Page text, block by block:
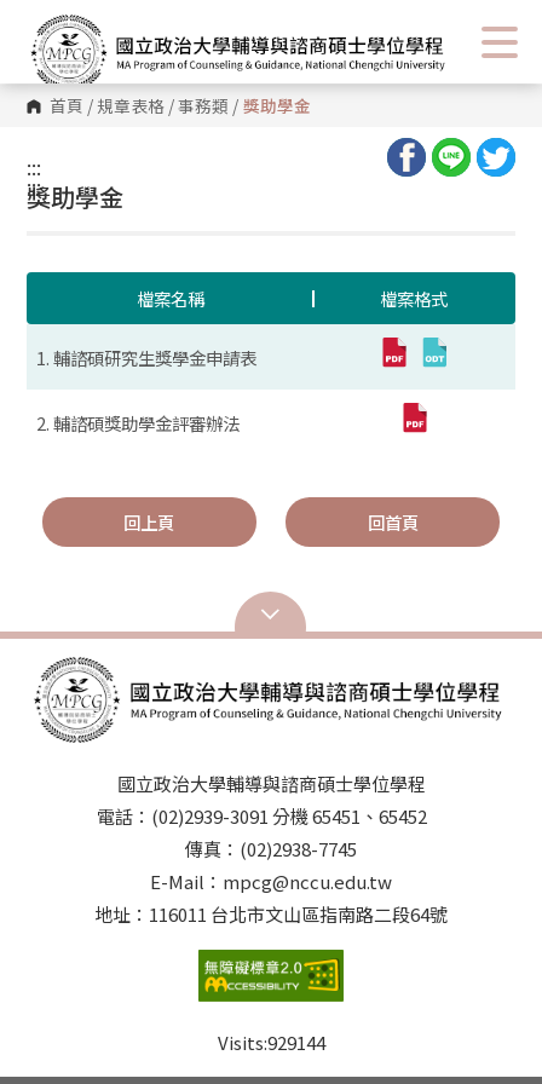
首頁 /規章表格 /事務類 / 獎助學金
:::
:::
獎助學金
檔案名稱 檔案格式
1. 輔諮碩研究生獎學金申請表
2. 輔諮碩獎助學金評審辦法
回上頁 回首頁
國立政治大學輔導與諮商碩士學位學程
電話：(02)2939-3091 分機 65451、65452
傳真：(02)2938-7745
E-Mail：mpcg@nccu.edu.tw
地址：116011 台北市文山區指南路二段64號
Visits:929144